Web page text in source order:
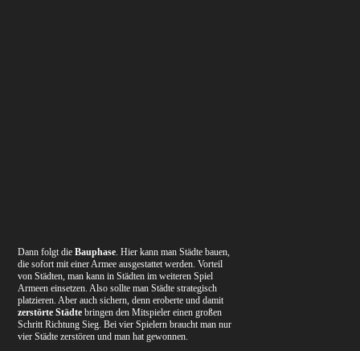
Dann folgt dieBauphase. Hier kann man Städte bauen,
die sofort mit einer Armee ausgestattet werden. Vorteil
von Städten, man kann in Städten im weiteren Spiel
Armeen einsetzen. Also sollte man Städte strategisch
platzieren. Aber auch sichern, denn eroberte und damit
zerstörte Städte bringen den Mitspieler einen großen
Schritt Richtung Sieg. Bei vier Spielern braucht man nur
vier Städte zerstören und man hat gewonnen.